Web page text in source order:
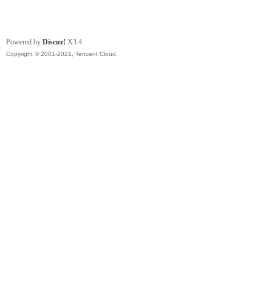
Powered by Discuz! X3.4
Copyright © 2001-2021, Tencent Cloud.